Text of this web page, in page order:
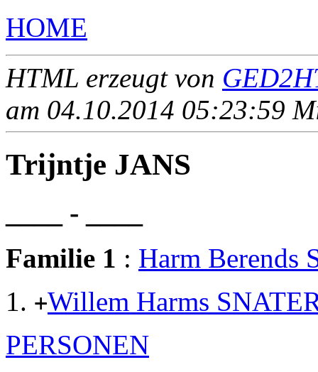
HOME
HTML erzeugt von
am 04.10.2014 05:23:59
Trijntje JANS
____ - ____
Familie 1 : Harm Berends
+Willem Harms
PERSONEN